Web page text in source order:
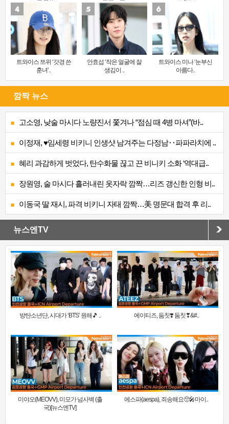
트와이스 쯔위 ‘갓경 쓴
훈녀’..
안효섭 ‘작은 얼굴에 잘
생김이 ..
트와이스 미나 ‘눈부신
아름다..
깜짝 뉴스
고소영, 낮술 마시다 노량진서 쫓겨나 “점심 때 4병 마셔”(바..
이정재, ♥임세령 비키니 인생샷 남겨주는 다정남‥파파라치에 ..
혜리 과감하게 벗었다, 탄수화물 끊고 끈 비니키 소화 ‘역대급..
장원영, 술 마시다 흘러내린 옷자락 깜짝…리즈 갱신한 인형 비..
이동국 딸 재시, 파격 비키니 자태 깜짝…美 명문대 합격 후 리..
뉴스엔TV
방탄소년단, 시대가 ‘BTS’ 원해🎵 .. 에이티즈, 둠칫❣️ 둠칫❣&#..
미야오(MEOVV), 미모가 넘사벽 (출
국)[뉴스엔TV]
에스파(aespa), 죄송해요🥺🎤마이..